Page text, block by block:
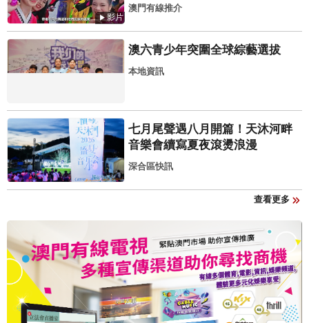
影片
澳門有線推介
澳六青少年突圍全球綜藝選拔
本地資訊
七月尾聲遇八月開篇！天沐河畔
音樂會續寫夏夜滾燙浪漫
深合區快訊
查看更多